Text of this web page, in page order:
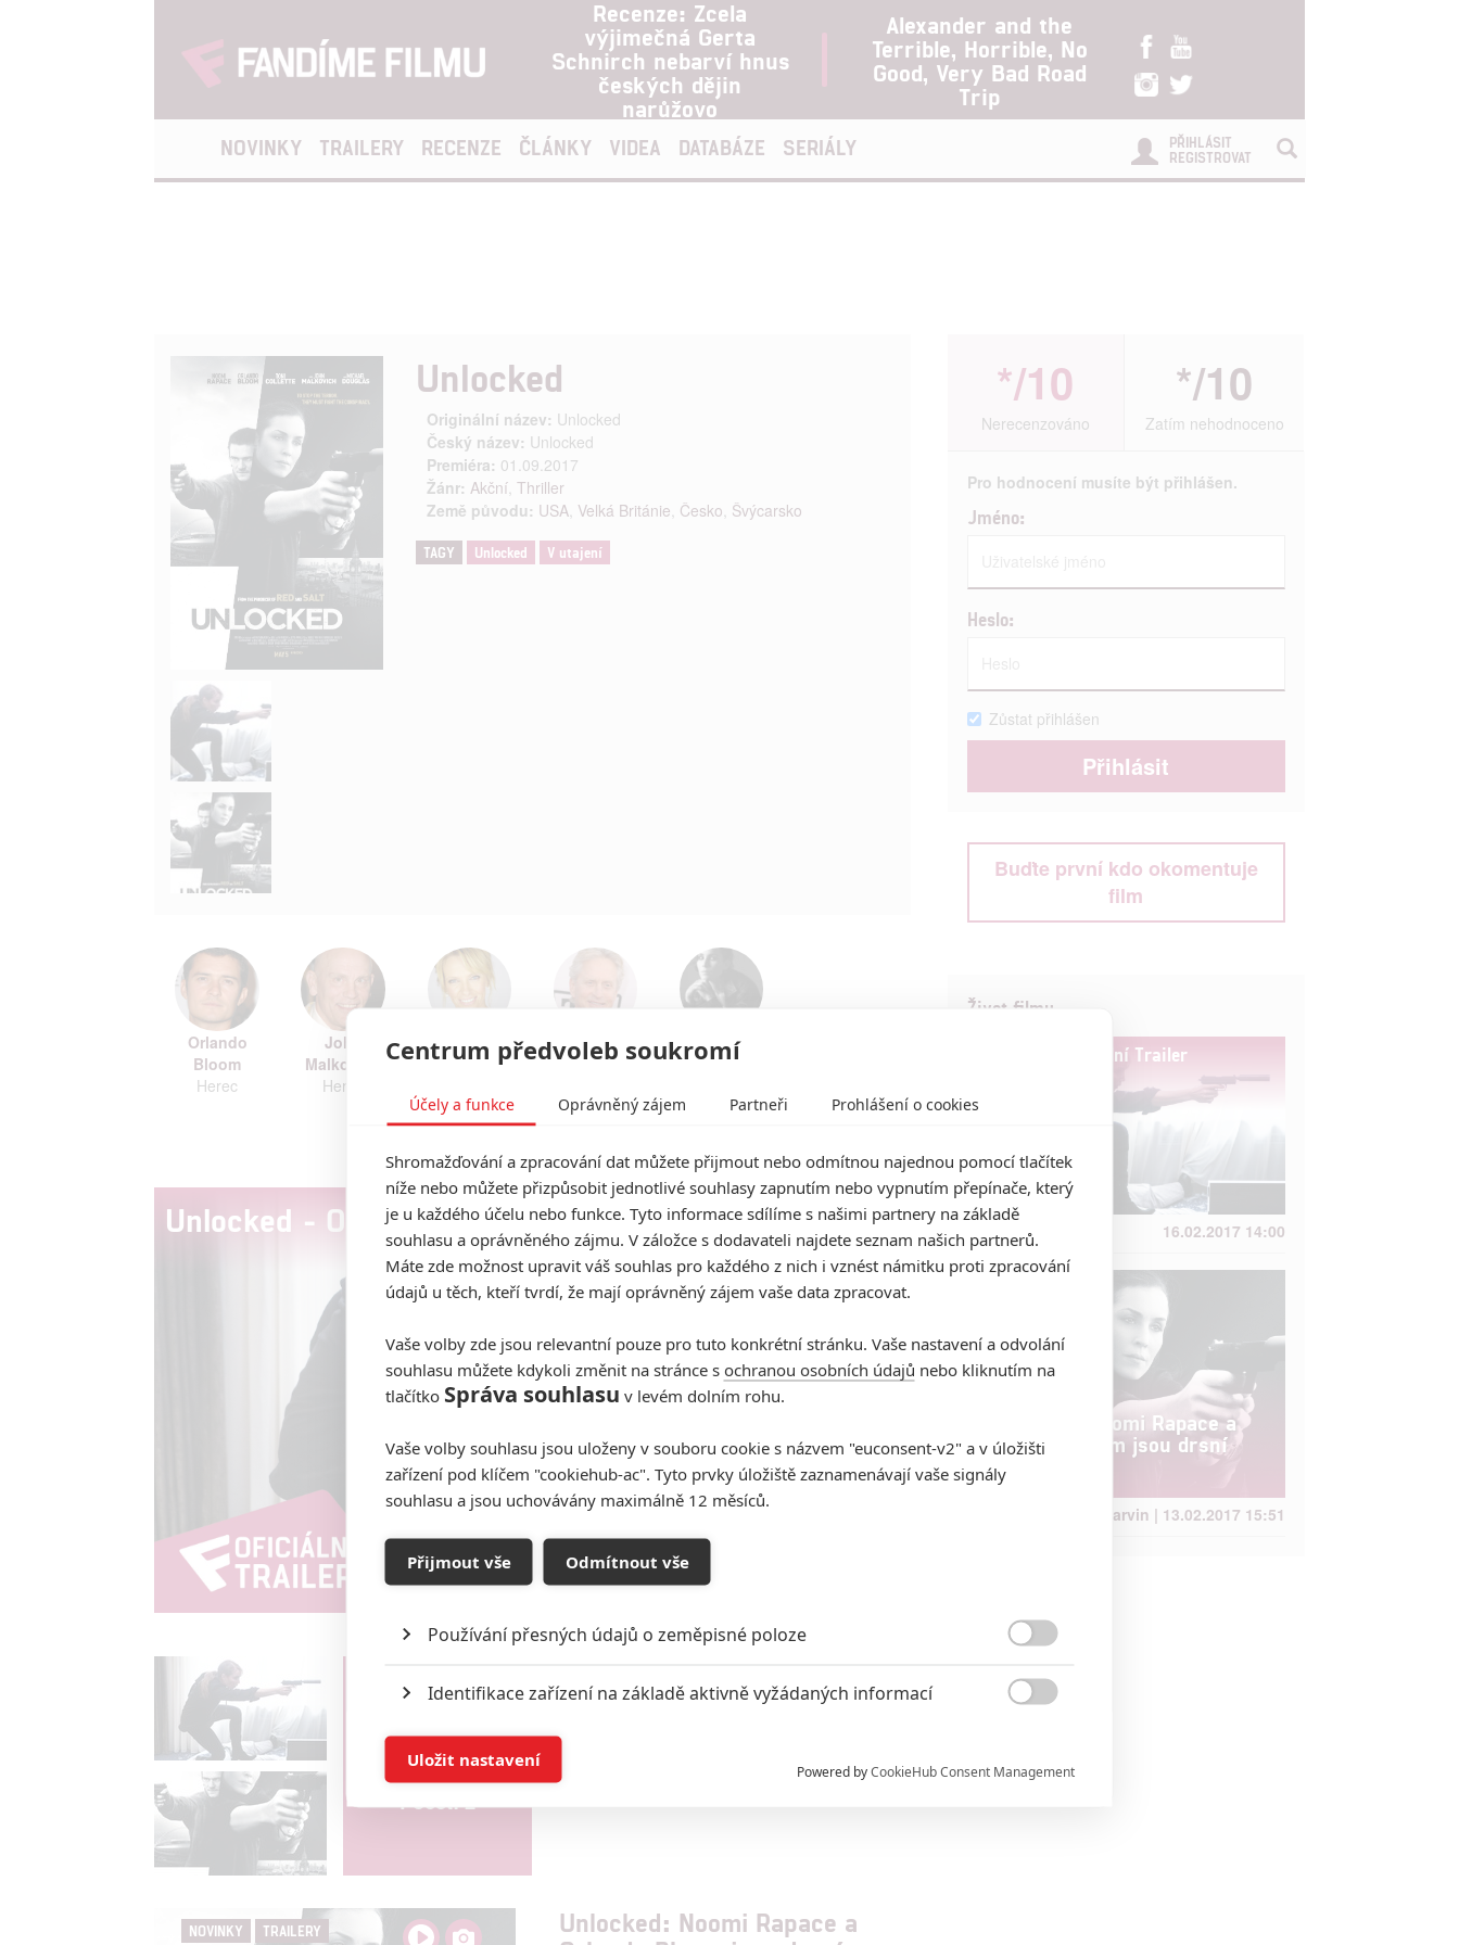
Recenze: Zcela
výjimečná Gerta
Schnirch nebarví hnus
českých dějin
narůžovo
Alexander and the
Terrible, Horrible, No
Good, Very Bad Road
Trip
NOVINKY TRAILERY RECENZE ČLÁNKY VIDEA DATABÁZE SERIÁLY
PŘIHLÁSIT
REGISTROVAT
Unlocked
Originální název: Unlocked
Český název: Unlocked
Premiéra: 01.09.2017
Žánr: Akční, Thriller
Země původu: USA, Velká Británie Česko Švýcarsko
TAGY Unlocked V utajení
Orlando
Bloom
Herec
John
Malkovich
Herec
Toni
Collette
Michael
Douglas
Noomi
Rapace
Unlocked - Oficiální Trailer
Vstoupit do
galerie
Počet: 2
NOVINKY TRAILERY
Unlocked: Noomi Rapace a
*/10
Nerecenzováno
*/10
Zatím nehodnoceno
Pro hodnocení musíte být přihlášen.
Jméno:
Heslo:
Zůstat přihlášen
Buďte první kdo okomentuje
film
Život filmu
Unlocked - Oficiální Trailer
16.02.2017 14:00
Unlocked: Noomi Rapace a
Orlando Bloom jsou drsní
agenti
Anarvin | 13.02.2017 15:51
Centrum předvoleb soukromí
Účely a funkce Oprávněný zájem Partneři Prohlášení o cookies
Shromažďování a zpracování dat můžete přijmout nebo odmítnou najednou pomocí tlačítek
níže nebo můžete přizpůsobit jednotlivé souhlasy zapnutím nebo vypnutím přepínače, který
je u každého účelu nebo funkce. Tyto informace sdílíme s našimi partnery na základě
souhlasu a oprávněného zájmu. V záložce s dodavateli najdete seznam našich partnerů.
Máte zde možnost upravit váš souhlas pro každého z nich i vznést námitku proti zpracování
údajů u těch, kteří tvrdí, že mají oprávněný zájem vaše data zpracovat.
Vaše volby zde jsou relevantní pouze pro tuto konkrétní stránku. Vaše nastavení a odvolání
souhlasu můžete kdykoli změnit na stránce s ochranou osobních údajů nebo kliknutím na
tlačítko Správa souhlasu v levém dolním rohu.
Vaše volby souhlasu jsou uloženy v souboru cookie s názvem "euconsent-v2" a v úložišti
zařízení pod klíčem "cookiehub-ac". Tyto prvky úložiště zaznamenávají vaše signály
souhlasu a jsou uchovávány maximálně 12 měsíců.
Přijmout vše Odmítnout vše
Používání přesných údajů o zeměpisné poloze
Identifikace zařízení na základě aktivně vyžádaných informací
Ukládání a/nebo přístup k informacím v zařízení

Reklama založená na omezených údajích a měření reklamy
Powered byCookieHub Consent Management
Uložit nastavení